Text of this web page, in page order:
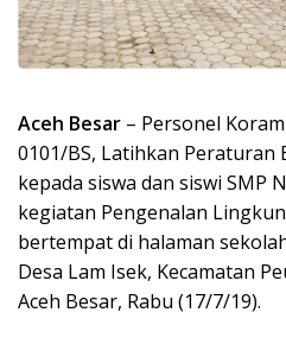
Aceh Besar – Personel
0101/BS, Latihkan Peraturan
kepada siswa dan siswi SMP
kegiatan Pengenalan
bertempat di halaman
Desa Lam Isek, Kecamatan
Aceh Besar, Rabu (17/7/19).